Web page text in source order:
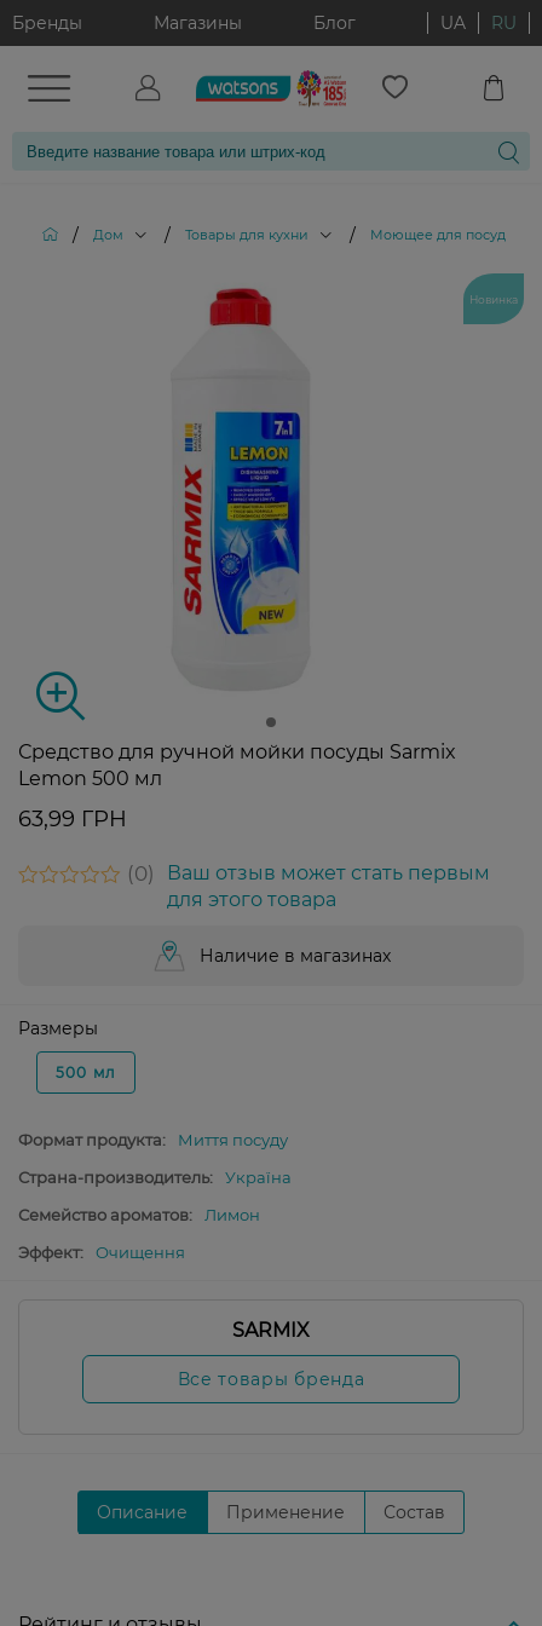
Бренды Магазины Блог UA RU
/ Дом / Товары для кухни / Моющее для посуды
Новинка
Средство для ручной мойки посуды Sarmix
Lemon 500 мл
63,99 ГРН
0
Ваш отзыв может стать первым
для этого товара
Наличие в магазинах
Размеры
500 мл
Формат продукта:
Миття посуду
Страна-производитель:
Україна
Семейство ароматов:
Лимон
Эффект:
Очищення
SARMIX
Все товары бренда
Описание Применение Состав